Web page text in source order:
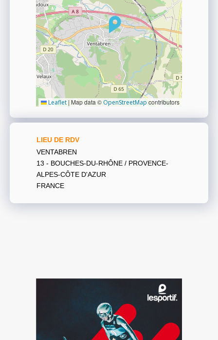
Leaflet | Map data © OpenStreetMap contributors
LIEU DE RDV
VENTABREN
13 - BOUCHES-DU-RHÔNE / PROVENCE-
ALPES-CÔTE D'AZUR
FRANCE